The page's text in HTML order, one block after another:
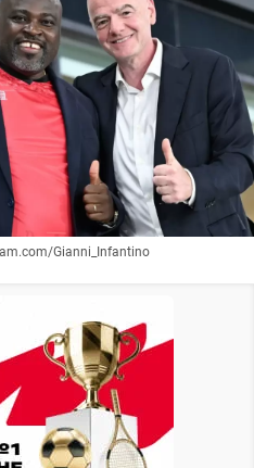
Gianni_Infantino